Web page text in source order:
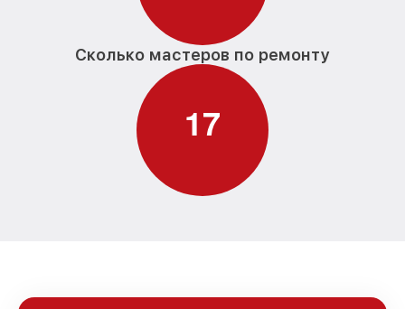
Сколько мастеров по ремонту
17